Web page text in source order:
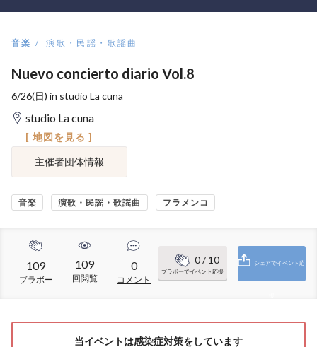
音楽 演歌・民謡・歌謡曲
Nuevo concierto diario Vol.8
6/26(日) in studio La cuna
studio La cuna
[ 地図を見る ]
主催者団体情報
音楽 演歌・民謡・歌謡曲 フラメンコ
109
ブラボー
109
回閲覧
0
コメント
0/ 10
ブラボーでイベント応援
シェアでイベント応
当イベントは感染症対策をしています